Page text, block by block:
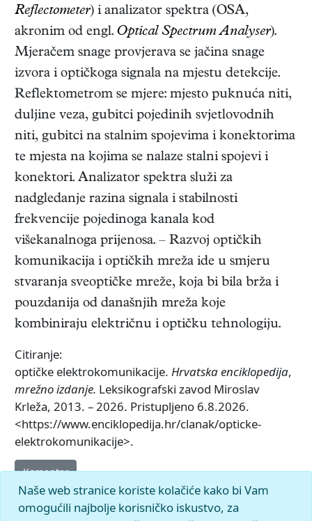
Reflectometer) i analizator spektra (OSA,
akronim od engl. Optical Spectrum Analyser).
Mjeračem snage provjerava se jačina snage
izvora i optičkoga signala na mjestu detekcije.
Reflektometrom se mjere: mjesto puknuća niti,
duljine veza, gubitci pojedinih svjetlovodnih
niti, gubitci na stalnim spojevima i konektorima
te mjesta na kojima se nalaze stalni spojevi i
konektori. Analizator spektra služi za
nadgledanje razina signala i stabilnosti
frekvencije pojedinoga kanala kod
višekanalnoga prijenosa. – Razvoj optičkih
komunikacija i optičkih mreža ide u smjeru
stvaranja sveoptičke mreže, koja bi bila brža i
pouzdanija od današnjih mreža koje
kombiniraju električnu i optičku tehnologiju.
Citiranje:
optičke elektrokomunikacije. Hrvatska enciklopedija,
mrežno izdanje. Leksikografski zavod Miroslav
Krleža, 2013. – 2026. Pristupljeno 6.8.2026.
<https://www.enciklopedija.hr/clanak/opticke-
elektrokomunikacije>.
Komentar
Naše web stranice koriste kolačiće kako bi Vam
omogućili najbolje korisničko iskustvo, za